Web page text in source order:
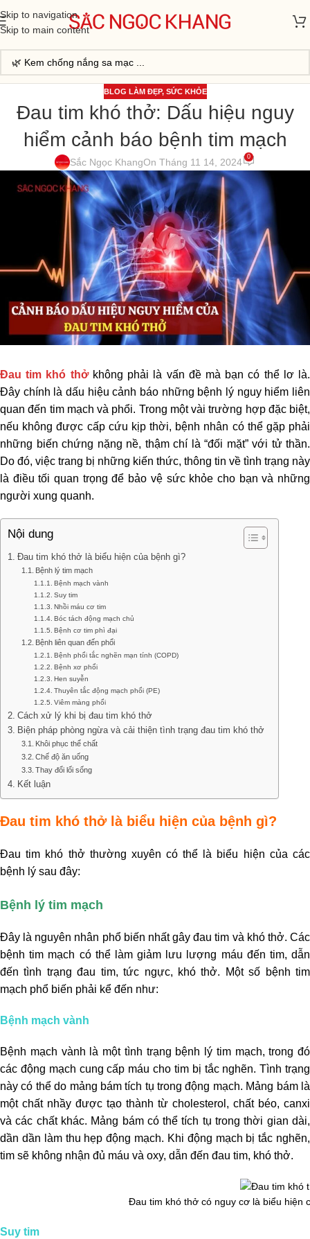
Skip to navigation
Skip to main content
BLOG LÀM ĐẸP, SỨC KHỎE
Đau tim khó thở: Dấu hiệu nguy
hiểm cảnh báo bệnh tim mạch
Sắc Ngọc KhangOn Tháng 11 14, 2024 0
Đau tim khó thởkhông phải là vấn đề mà bạn có thể lơ là.
Đây chính là dấu hiệu cảnh báo những bệnh lý nguy hiểm liên
quan đến tim mạch và phổi. Trong một vài trường hợp đặc biệt,
nếu không được cấp cứu kịp thời, bệnh nhân có thể gặp phải
những biến chứng nặng nề, thậm chí là “đối mặt” với tử thần.
Do đó, việc trang bị những kiến thức, thông tin về tình trạng này
là điều tối quan trọng để bảo vệ sức khỏe cho bạn và những
người xung quanh.
Nội dung
Đau tim khó thở là biểu hiện của bệnh gì?
Bệnh lý tim mạch
Bệnh mạch vành
Suy tim
Nhồi máu cơ tim
Bóc tách động mạch chủ
Bệnh cơ tim phì đại
Bệnh liên quan đến phổi
Bệnh phổi tắc nghẽn mạn tính (COPD)
Bệnh xơ phổi
Hen suyễn
Thuyên tắc động mạch phổi (PE)
Viêm màng phổi
Cách xử lý khi bị đau tim khó thở
Biện pháp phòng ngừa và cải thiện tình trạng đau tim khó thở
Khôi phục thể chất
Chế độ ăn uống
Thay đổi lối sống
Kết luận
Đau tim khó thở là biểu hiện của bệnh gì?
Đau tim khó thở thường xuyên có thể là biểu hiện của các
bệnh lý sau đây:
Bệnh lý tim mạch
Đây là nguyên nhân phổ biến nhất gây đau tim và khó thở. Các
bệnh tim mạch có thể làm giảm lưu lượng máu đến tim, dẫn
đến tình trạng đau tim, tức ngực, khó thở. Một số bệnh tim
mạch phổ biến phải kể đến như:
Bệnh mạch vành
Bệnh mạch vành là một tình trạng bệnh lý tim mạch, trong đó
các động mạch cung cấp máu cho tim bị tắc nghẽn. Tình trạng
này có thể do mảng bám tích tụ trong động mạch. Mảng bám là
một chất nhầy được tạo thành từ cholesterol, chất béo, canxi
và các chất khác. Mảng bám có thể tích tụ trong thời gian dài,
dần dần làm thu hẹp động mạch. Khi động mạch bị tắc nghẽn,
tim sẽ không nhận đủ máu và oxy, dẫn đến đau tim, khó thở.
Đau tim khó thở có nguy cơ là biểu hiện
Suy tim